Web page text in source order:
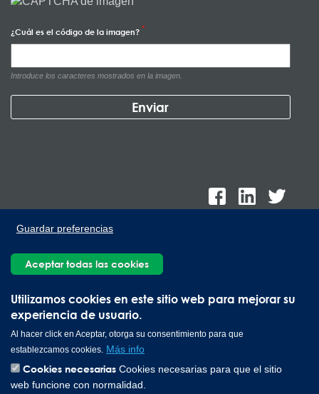
Utilizamos cookies en este sitio web para mejorar su
experiencia de usuario.
Al hacer click en Aceptar, otorga su consentimiento para que
establezcamos cookies. Más info
Cookies necesarias Cookies necesarias para que el sitio
web funcione con normalidad.
Guardar preferencias
Aceptar todas las cookies
¿Cuál es el código de la imagen?
Introduce los caracteres mostrados en la imagen.
Lee Spring de México, Ave. Apolo 519 Edificio 22, Parque
Industrial Kalos del Poniente, Carretera Monterrey-Saltillo Km.9,
Santa Catarina N.L. 66367 | 800 110 25 00